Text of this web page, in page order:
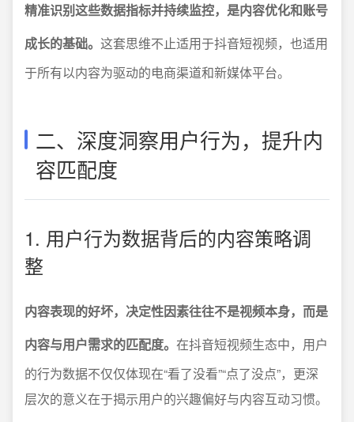
精准识别这些数据指标并持续监控，是内容优化和账号
成长的基础。 这套思维不止适用于抖音短视频，也适用
于所有以内容为驱动的电商渠道和新媒体平台。
二、深度洞察用户行为，提升内
容匹配度
1. 用户行为数据背后的内容策略调
整
内容表现的好坏，决定性因素往往不是视频本身，而是
内容与用户需求的匹配度。 在抖音短视频生态中，用户
的行为数据不仅仅体现在“看了没看”“点了没点”，更深
层次的意义在于揭示用户的兴趣偏好与内容互动习惯。